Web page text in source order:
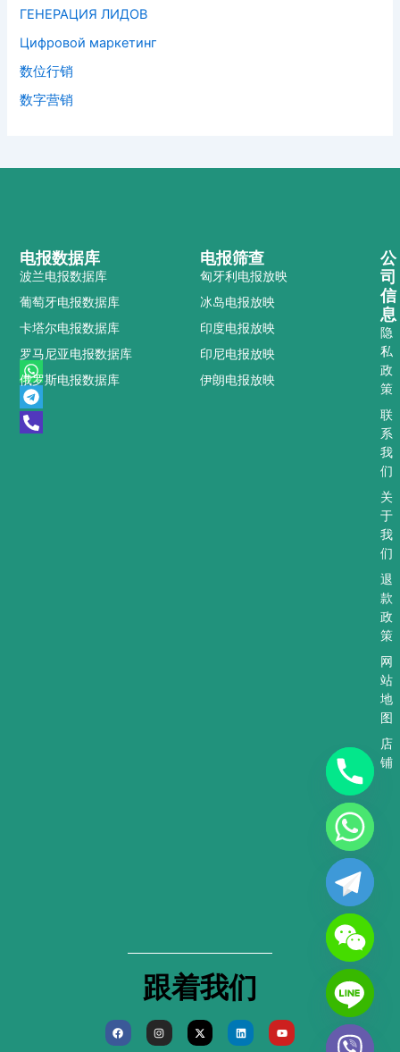
ГЕНЕРАЦИЯ ЛИДОВ
Цифровой маркетинг
数位行销
数字营销
W
h
a
t
s
T
e
l
e
g
P
h
o
n
e
电报筛查
匈牙利电报放映
冰岛电报放映
印度电报放映
印尼电报放映
伊朗电报放映
电报数据库
波兰电报数据库
葡萄牙电报数据库
卡塔尔电报数据库
罗马尼亚电报数据库
俄罗斯电报数据库
公
司
信
息
隐
私
政
策
联
系
我
们
关
于
我
们
退
款
政
策
网
站
地
图
店
铺
跟着我们
F
a
c
I
n
s
X
-
t
L
i
n
Y
o
u